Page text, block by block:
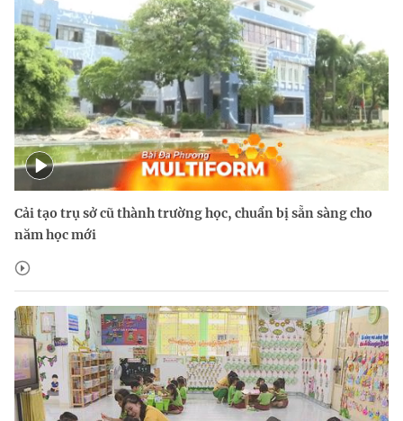
Cải tạo trụ sở cũ thành trường học, chuẩn bị sẵn sàng cho
năm học mới